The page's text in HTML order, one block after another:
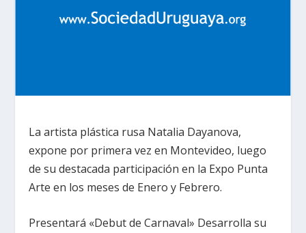
La artista plástica rusa Natalia Dayanova,
expone por primera vez en Montevideo, luego
de su destacada participación en la Expo Punta
Arte en los meses de Enero y Febrero.
Presentará «Debut de Carnaval» Desarrolla su